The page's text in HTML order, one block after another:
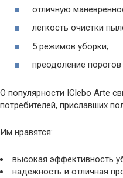
отличную
легкость очистки
5 режимов уборки;
преодоление
О популярности IСlebo Arte
потребителей, приславших
Им нравятся:
высокая эффективность
надежность и отличная